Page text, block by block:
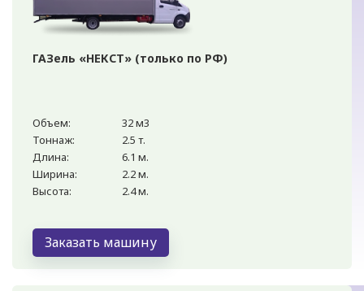
ГАЗель «НЕКСТ» (только по РФ)
Объем:
32 м3
Тоннаж:
2.5 т.
Длина:
6.1 м.
Ширина:
2.2 м.
Высота:
2.4 м.
Заказать машину